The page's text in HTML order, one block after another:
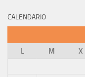
CALENDARIO
L
M X